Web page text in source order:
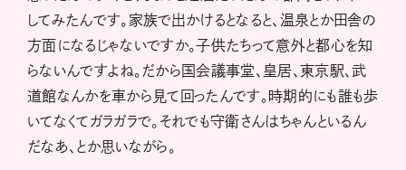
してみたんです。家族で出かけるとなると、温泉とか田舎の
方面になるじゃないですか。子供たちって意外と都心を知
らないんですよね。だから国会議事堂、皇居、東京駅、武
道館なんかを車から見て回ったんです。時期的にも誰も歩
いてなくてガラガラで。それでも守衛さんはちゃんといるん
だなあ、とか思いながら。